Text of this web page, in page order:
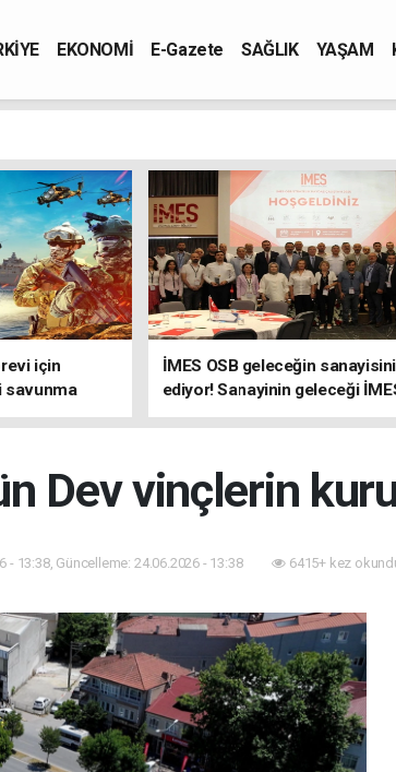
EKONOMİ E-Gazete SAĞLIK YAŞAM
için
savunma
İMES OSB geleceğin
ediyor! Sanayinin geleceği
OSB'de konuşuldu
Dev vinçlerin
- 13:38, Güncelleme: 24.06.2026 - 13:38 6415+ kez